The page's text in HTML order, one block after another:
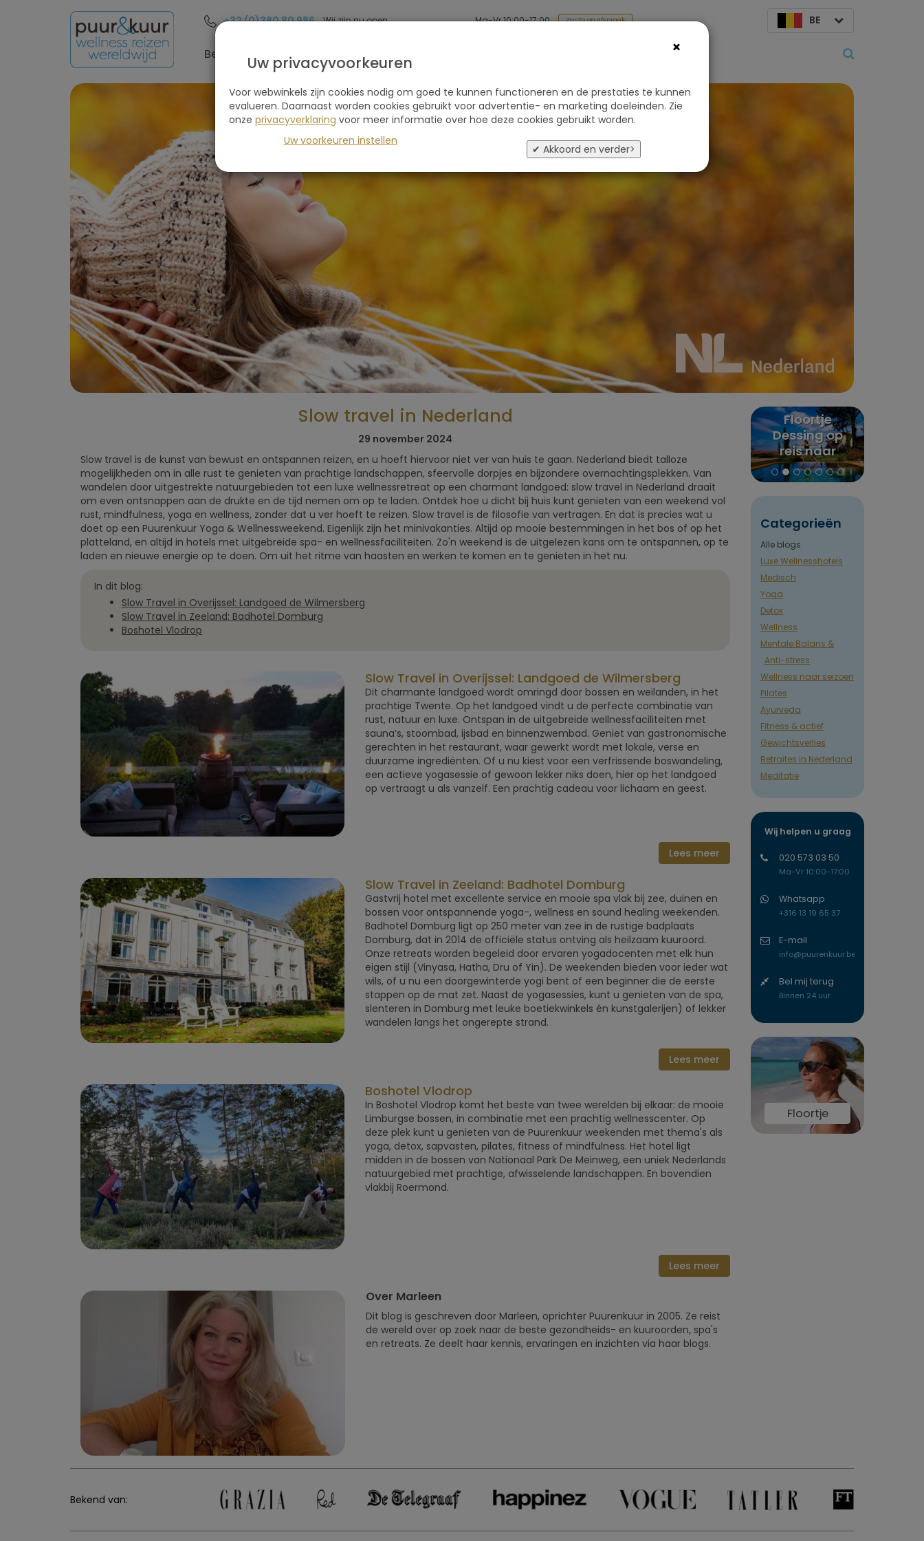
+32 (0)380 80 986 Wij zijn nu open Ma-Vr 10:00-17:00 Za-Zo op afspraak BE
Bestemmingen Soort reis Over ons
Slow travel in Nederland
29 november 2024
Slow travel is de kunst van bewust en ontspannen reizen, en u hoeft hiervoor niet ver van huis te gaan. Nederland biedt talloze
mogelijkheden om in alle rust te genieten van prachtige landschappen, sfeervolle dorpjes en bijzondere overnachtingsplekken. Van
wandelen door uitgestrekte natuurgebieden tot een luxe wellnessretreat op een charmant landgoed: slow travel in Nederland draait
om even ontsnappen aan de drukte en de tijd nemen om op te laden. Ontdek hoe u dicht bij huis kunt genieten van een weekend vol
rust, mindfulness, yoga en wellness, zonder dat u ver hoeft te reizen. Slow travel is de filosofie van vertragen. En dat is precies wat u
doet op een Puurenkuur Yoga & Wellnessweekend. Eigenlijk zijn het minivakanties. Altijd op mooie bestemmingen in het bos of op het
platteland, en altijd in hotels met uitgebreide spa- en wellnessfaciliteiten. Zo'n weekend is de uitgelezen kans om te ontspannen, op te
laden en nieuwe energie op te doen. Om uit het ritme van haasten en werken te komen en te genieten in het nu.
In dit blog:
Slow Travel in Overijssel: Landgoed de Wilmersberg
Slow Travel in Zeeland: Badhotel Domburg
Boshotel Vlodrop
Slow Travel in Overijssel: Landgoed de Wilmersberg
Dit charmante landgoed wordt omringd door bossen en weilanden, in het
prachtige Twente. Op het landgoed vindt u de perfecte combinatie van
rust, natuur en luxe. Ontspan in de uitgebreide wellnessfaciliteiten met
sauna’s, stoombad, ijsbad en binnenzwembad. Geniet van gastronomische
gerechten in het restaurant, waar gewerkt wordt met lokale, verse en
duurzame ingrediënten. Of u nu kiest voor een verfrissende boswandeling,
een actieve yogasessie of gewoon lekker niks doen, hier op het landgoed
op vertraagt u als vanzelf. Een prachtig cadeau voor lichaam en geest.
Lees meer
Slow Travel in Zeeland: Badhotel Domburg
Gastvrij hotel met excellente service en mooie spa vlak bij zee, duinen en
bossen voor ontspannende yoga-, wellness en sound healing weekenden.
Badhotel Domburg ligt op 250 meter van zee in de rustige badplaats
Domburg, dat in 2014 de officiële status ontving als heilzaam kuuroord.
Onze retreats worden begeleid door ervaren yogadocenten met elk hun
eigen stijl (Vinyasa, Hatha, Dru of Yin). De weekenden bieden voor ieder wat
wils, of u nu een doorgewinterde yogi bent of een beginner die de eerste
stappen op de mat zet. Naast de yogasessies, kunt u genieten van de spa,
slenteren in Domburg met leuke boetiekwinkels én kunstgalerijen) of lekker
wandelen langs het ongerepte strand.
Lees meer
Boshotel Vlodrop
In Boshotel Vlodrop komt het beste van twee werelden bij elkaar: de mooie
Limburgse bossen, in combinatie met een prachtig wellnesscenter. Op
deze plek kunt u genieten van de Puurenkuur weekenden met thema's als
yoga, detox, sapvasten, pilates, fitness of mindfulness. Het hotel ligt
midden in de bossen van Nationaal Park De Meinweg, een uniek Nederlands
natuurgebied met prachtige, afwisselende landschappen. En bovendien
vlakbij Roermond.
Lees meer
Over Marleen
Dit blog is geschreven door Marleen, oprichter Puurenkuur in 2005. Ze reist
de wereld over op zoek naar de beste gezondheids- en kuuroorden, spa's
en retreats. Ze deelt haar kennis, ervaringen en inzichten via haar blogs.
mannen
in de natuur
Floortje
Dessing op
reis naar
Euphoria
retreat in
Categorieën
Alle blogs
Luxe Wellnesshotels
Medisch
Yoga
Detox
Wellness
Mentale Balans &
Anti-stress
Wellness naar seizoen
Pilates
Ayurveda
Fitness & actief
Gewichtsverlies
Retraites in Nederland
Meditatie
Wij helpen u graag
020 573 03 50
Ma-Vr 10:00-17:00
Whatsapp
+316 13 19 65 37
E-mail
info@puurenkuur.be
Bel mij terug
Binnen 24 uur
Floortje
Bekend van:
×
Uw privacyvoorkeuren
Voor webwinkels zijn cookies nodig om goed te kunnen functioneren en de prestaties te kunnen
evalueren. Daarnaast worden cookies gebruikt voor advertentie- en marketing doeleinden. Zie
onze privacyverklaring voor meer informatie over hoe deze cookies gebruikt worden.
Uw voorkeuren instellen
✔ Akkoord en verder>